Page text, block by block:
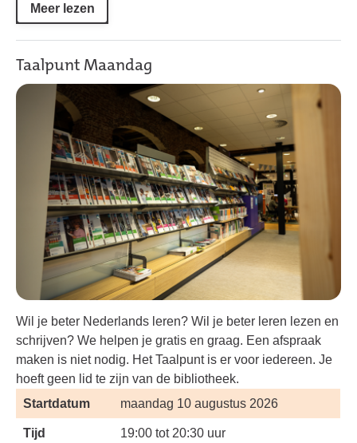
Meer lezen
Taalpunt Maandag
Wil je beter Nederlands leren? Wil je beter leren lezen en
schrijven? We helpen je gratis en graag. Een afspraak
maken is niet nodig. Het Taalpunt is er voor iedereen. Je
hoeft geen lid te zijn van de bibliotheek.
Startdatum
maandag 10 augustus 2026
Tijd 19:00 tot 20:30 uur